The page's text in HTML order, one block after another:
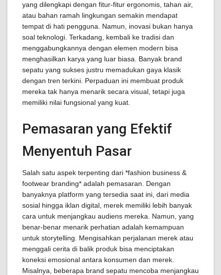
yang dilengkapi dengan fitur-fitur ergonomis, tahan air,
atau bahan ramah lingkungan semakin mendapat
tempat di hati pengguna. Namun, inovasi bukan hanya
soal teknologi. Terkadang, kembali ke tradisi dan
menggabungkannya dengan elemen modern bisa
menghasilkan karya yang luar biasa. Banyak brand
sepatu yang sukses justru memadukan gaya klasik
dengan tren terkini. Perpaduan ini membuat produk
mereka tak hanya menarik secara visual, tetapi juga
memiliki nilai fungsional yang kuat.
Pemasaran yang Efektif
Menyentuh Pasar
Salah satu aspek terpenting dari *fashion business &
footwear branding* adalah pemasaran. Dengan
banyaknya platform yang tersedia saat ini, dari media
sosial hingga iklan digital, merek memiliki lebih banyak
cara untuk menjangkau audiens mereka. Namun, yang
benar-benar menarik perhatian adalah kemampuan
untuk storytelling. Mengisahkan perjalanan merek atau
menggali cerita di balik produk bisa menciptakan
koneksi emosional antara konsumen dan merek.
Misalnya, beberapa brand sepatu mencoba menjangkau